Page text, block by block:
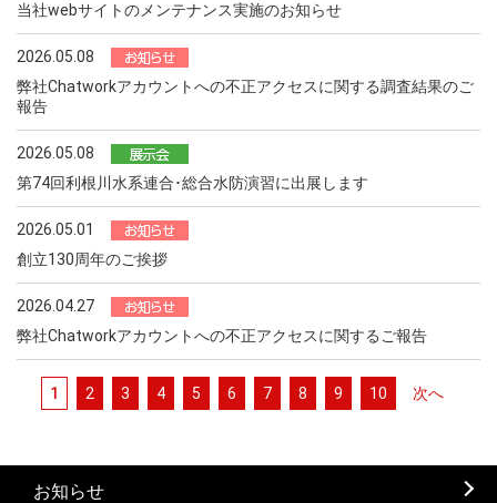
当社webサイトのメンテナンス実施のお知らせ
2026.05.08
弊社Chatworkアカウントへの不正アクセスに関する調査結果のご
報告
2026.05.08
第74回利根川水系連合･総合水防演習に出展します
2026.05.01
創立130周年のご挨拶
2026.04.27
弊社Chatworkアカウントへの不正アクセスに関するご報告
1 2 3 4 5 6 7 8 9 10 次へ
お知らせ